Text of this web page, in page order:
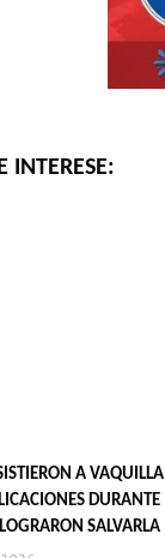
INTERESE:
A VAQUILLA
DURANTE
SALVARLA